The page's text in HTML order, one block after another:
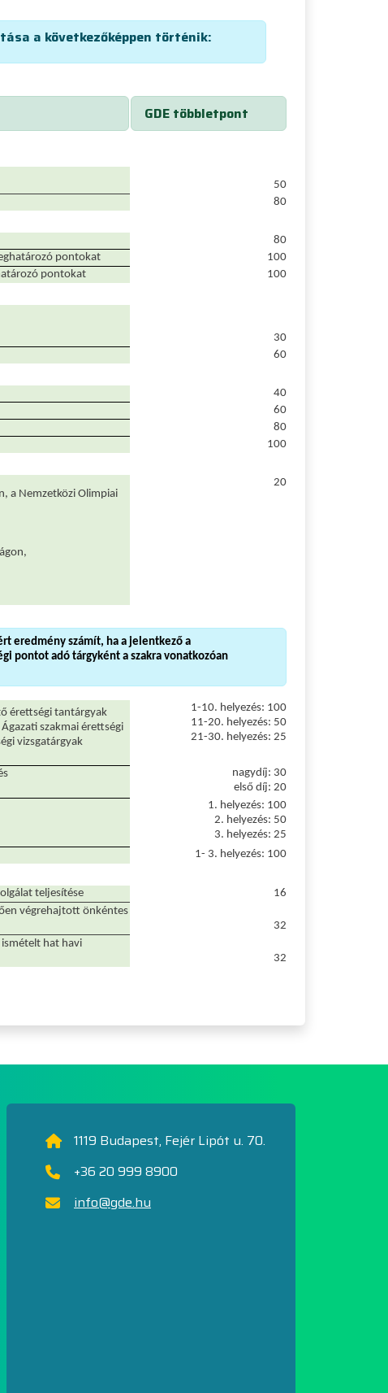
a következőképpen történik:
GDE többletpont
50
80
80
pontokat
100
pontokat
100
30
60
40
60
80
100
a Nemzetközi Olimpiai
20
eredmény számít, ha a jelentkező a
pontot adó tárgyként a szakra vonatkozóan
érettségi tantárgyak
szakmai érettségi
vizsgatárgyak
1-10. helyezés: 100
11-20. helyezés: 50
21-30. helyezés: 25
nagydíj: 30
első díj: 20
1. helyezés: 100
2. helyezés: 50
3. helyezés: 25
1- 3. helyezés: 100
teljesítése
16
végrehajtott önkéntes
32
hat havi
32
1119 Budapest, Fejér Lipót u. 70.
+36 20 999 8900
info@gde.hu